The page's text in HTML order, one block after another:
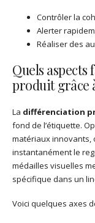
Contrôler la
Alerter
Réaliser des
Quels
produit grâce
La différenciation
fond de l’étiquette.
matériaux innovants,
instantanément le
médailles visuelles
spécifique dans un
Voici quelques axes